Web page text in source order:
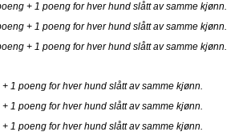
+ 1 poeng for hver hund slått av samme kjønn.
+ 1 poeng for hver hund slått av samme kjønn.
+ 1 poeng for hver hund slått av samme kjønn.
1 poeng for hver hund slått av samme kjønn.
1 poeng for hver hund slått av samme kjønn.
1 poeng for hver hund slått av samme kjønn.